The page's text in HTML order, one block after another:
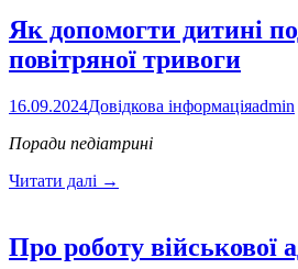
на
перший
фестиваль
ветеранської
культури
Як допомогти дитині
повітряної тривоги
16.09.2024Довідкова інформаціяadmin
Поради педіатрині
Читати далі Як
подолати
страх
→
Про роботу військової